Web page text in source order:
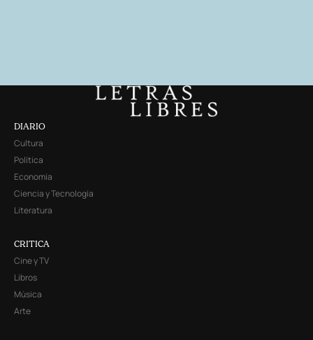
DIARIO
Cultura
Política
Economía
Ciencia y Tecnología
Literatura
CRITICA
Cine y TV
Libros
Música
Arte